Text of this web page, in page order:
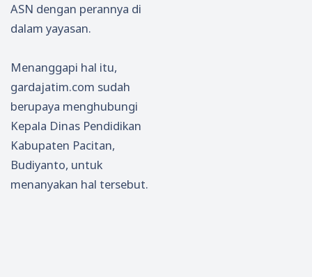
ASN dengan perannya di
dalam yayasan.
Menanggapi hal itu,
gardajatim.com sudah
berupaya menghubungi
Kepala Dinas Pendidikan
Kabupaten Pacitan,
Budiyanto, untuk
menanyakan hal tersebut.